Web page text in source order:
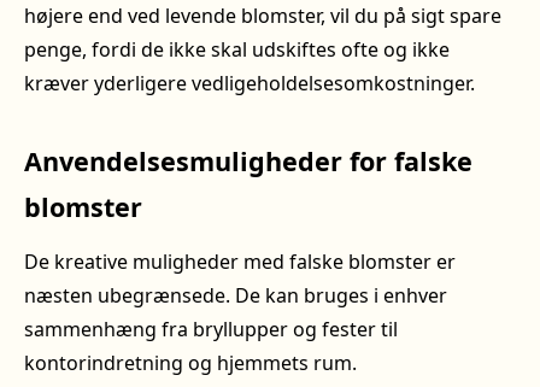
højere end ved levende blomster, vil du på sigt spare
penge, fordi de ikke skal udskiftes ofte og ikke
kræver yderligere vedligeholdelsesomkostninger.
Anvendelsesmuligheder for falske
blomster
De kreative muligheder med falske blomster er
næsten ubegrænsede. De kan bruges i enhver
sammenhæng fra bryllupper og fester til
kontorindretning og hjemmets rum.